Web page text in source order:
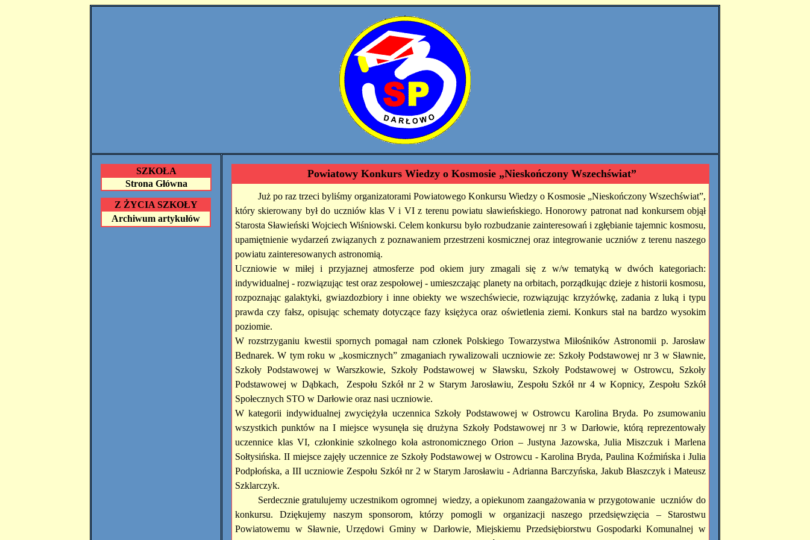
SZKOŁA
Strona Główna
Z ŻYCIA SZKOŁY
Archiwum artykułów
Powiatowy Konkurs Wiedzy o Kosmosie „Nieskończony Wszechświat”
Już po raz trzeci byliśmy organizatorami Powiatowego Konkursu Wiedzy o Kosmosie „Nieskończony Wszechświat”,
który skierowany był do uczniów klas V i VI z terenu powiatu sławieńskiego. Honorowy patronat nad konkursem objął
Starosta Sławieński Wojciech Wiśniowski. Celem konkursu było rozbudzanie zainteresowań i zgłębianie tajemnic kosmosu,
upamiętnienie wydarzeń związanych z poznawaniem przestrzeni kosmicznej oraz integrowanie uczniów z terenu naszego
powiatu zainteresowanych astronomią.
Uczniowie w miłej i przyjaznej atmosferze pod okiem jury zmagali się z w/w tematyką w dwóch kategoriach:
indywidualnej - rozwiązując test oraz zespołowej - umieszczając planety na orbitach, porządkując dzieje z historii kosmosu,
rozpoznając galaktyki, gwiazdozbiory i inne obiekty we wszechświecie, rozwiązując krzyżówkę, zadania z luką i typu
prawda czy fałsz, opisując schematy dotyczące fazy księżyca oraz oświetlenia ziemi. Konkurs stał na bardzo wysokim
poziomie.
W rozstrzyganiu kwestii spornych pomagał nam członek Polskiego Towarzystwa Miłośników Astronomii p. Jarosław
Bednarek. W tym roku w „kosmicznych” zmaganiach rywalizowali uczniowie ze: Szkoły Podstawowej nr 3 w Sławnie,
Szkoły Podstawowej w Warszkowie, Szkoły Podstawowej w Sławsku, Szkoły Podstawowej w Ostrowcu, Szkoły
Podstawowej w Dąbkach, Zespołu Szkół nr 2 w Starym Jarosławiu, Zespołu Szkół nr 4 w Kopnicy, Zespołu Szkół
Społecznych STO w Darłowie oraz nasi uczniowie.
W kategorii indywidualnej zwyciężyła uczennica Szkoły Podstawowej w Ostrowcu Karolina Bryda. Po zsumowaniu
wszystkich punktów na I miejsce wysunęła się drużyna Szkoły Podstawowej nr 3 w Darłowie, którą reprezentowały
uczennice klas VI, członkinie szkolnego koła astronomicznego Orion – Justyna Jazowska, Julia Miszczuk i Marlena
Sołtysińska. II miejsce zajęły uczennice ze Szkoły Podstawowej w Ostrowcu - Karolina Bryda, Paulina Koźmińska i Julia
Podpłońska, a III uczniowie Zespołu Szkół nr 2 w Starym Jarosławiu - Adrianna Barczyńska, Jakub Błaszczyk i Mateusz
Szklarczyk.
Serdecznie gratulujemy uczestnikom ogromnej wiedzy, a opiekunom zaangażowania w przygotowanie uczniów do
konkursu. Dziękujemy naszym sponsorom, którzy pomogli w organizacji naszego przedsięwzięcia – Starostwu
Powiatowemu w Sławnie, Urzędowi Gminy w Darłowie, Miejskiemu Przedsiębiorstwu Gospodarki Komunalnej w